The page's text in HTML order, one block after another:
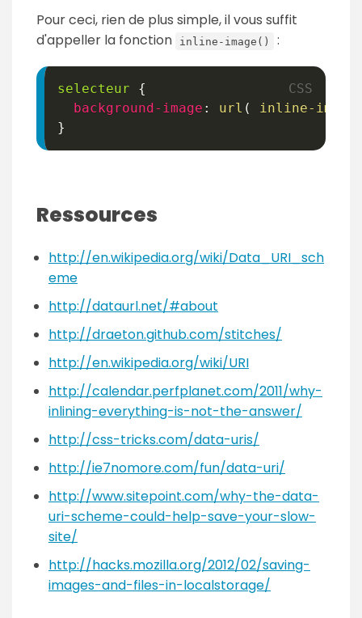
Pour ceci, rien de plus simple, il vous suffit
d'appeller la fonction
inline-image() :
selecteur
{
background-image : url ( inline-image
}
Ressources
http://en.wikipedia.org/wiki/Data_URI_sch
eme
http://dataurl.net/#about
http://draeton.github.com/stitches/
http://en.wikipedia.org/wiki/URI
http://calendar.perfplanet.com/2011/why-
inlining-everything-is-not-the-answer/
http://css-tricks.com/data-uris/
http://ie7nomore.com/fun/data-uri/
http://www.sitepoint.com/why-the-data-
uri-scheme-could-help-save-your-slow-
site/
http://hacks.mozilla.org/2012/02/saving-
images-and-files-in-localstorage/